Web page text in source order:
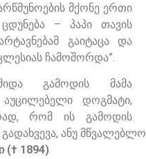
მქონე ერთი
– პაპი თავის
გაიტაცა და
ჩამოშორდა”.
გამოდის მამა
დოგმატი,
რომ ის გამოდის
ანუ
(† 1894)